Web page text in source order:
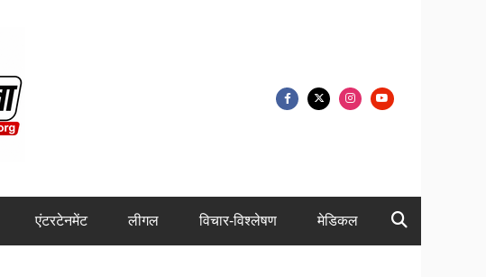
एंटरटेनमेंट लीगल विचार-विश्लेषण मेडिकल